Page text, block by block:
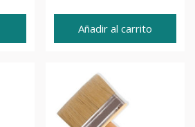
Añadir al carrito